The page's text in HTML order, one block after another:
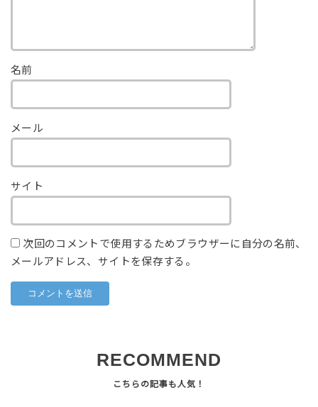
名前
メール
サイト
次回のコメントで使用するためブラウザーに自分の名前、
メールアドレス、サイトを保存する。
RECOMMEND